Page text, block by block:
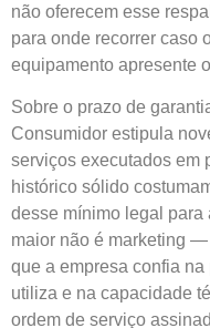
não oferecem esse
para onde recorrer caso
equipamento apresente
Sobre o prazo de
Consumidor estipula
serviços executados em
histórico sólido
desse mínimo legal
maior não é marketing
que a empresa confia
utiliza e na capacidade
ordem de serviço